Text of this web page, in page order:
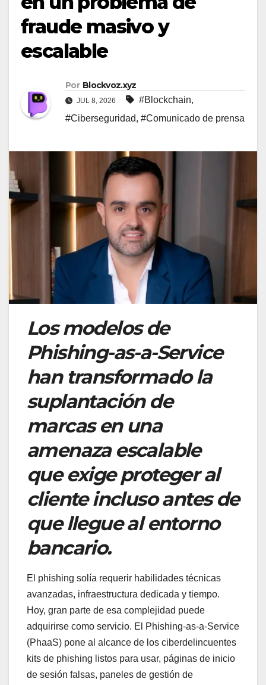
fraude masivo y
escalable
Por Blockvoz.xyz
JUL 8, 2026 #Blockchain,
#Ciberseguridad, #Comunicado de prensa
Los modelos de
Phishing-as-a-Service
han transformado la
suplantación de
marcas en una
amenaza escalable
que exige proteger al
cliente incluso antes de
que llegue al entorno
bancario.
El phishing solía requerir habilidades técnicas
avanzadas, infraestructura dedicada y tiempo.
Hoy, gran parte de esa complejidad puede
adquirirse como servicio. El Phishing-as-a-Service
(PhaaS) pone al alcance de los ciberdelincuentes
kits de phishing listos para usar, páginas de inicio
de sesión falsas, paneles de gestión de